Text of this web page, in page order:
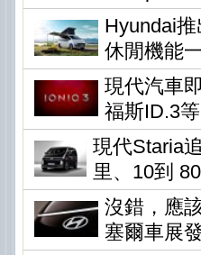
Hyundai
休閒機能
現代汽車
福斯ID.3
現代Staria
里、10到
沒錯，應
塞爾車展